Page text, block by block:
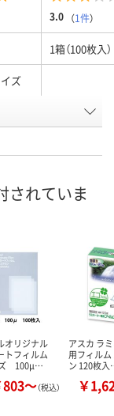
3.0 （1件）
1箱（100枚入）
ズ
870528
あり
カ
されていま
オリジナル
トフィルム
100μ…
803～（税込）
アスカ ラ
用フィル
ン 120枚
￥